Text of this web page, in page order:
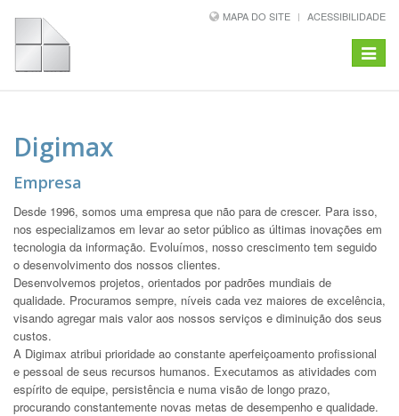
MAPA DO SITE ACESSIBILIDADE
Toggle
Digimax
Empresa
Desde 1996, somos uma empresa que não para de crescer. Para isso,
nos especializamos em levar ao setor público as últimas inovações em
tecnologia da informação. Evoluímos, nosso crescimento tem seguido
o desenvolvimento dos nossos clientes.
Desenvolvemos projetos, orientados por padrões mundiais de
qualidade. Procuramos sempre, níveis cada vez maiores de excelência,
visando agregar mais valor aos nossos serviços e diminuição dos seus
custos.
A Digimax atribui prioridade ao constante aperfeiçoamento profissional
e pessoal de seus recursos humanos. Executamos as atividades com
espírito de equipe, persistência e numa visão de longo prazo,
procurando constantemente novas metas de desempenho e qualidade.